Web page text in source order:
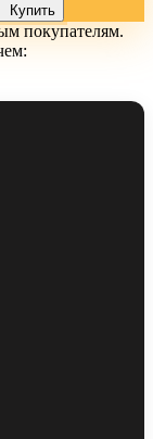
Купить
покупателям.